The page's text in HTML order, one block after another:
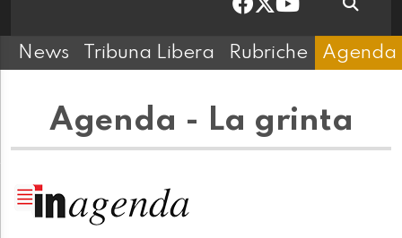
News Tribuna Libera Rubriche Agenda
Agenda - La grinta